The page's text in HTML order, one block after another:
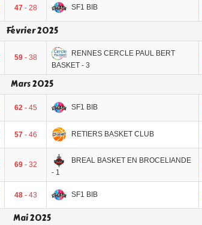
47- 28 SF1 BIB
Février 2025
59- 38
RENNES CERCLE PAUL BERT
BASKET - 3
Mars 2025
62- 45 SF1 BIB
57- 46 RETIERS BASKET CLUB
69- 32
BREAL BASKET EN BROCELIANDE
- 1
48- 43 SF1 BIB
Mai 2025